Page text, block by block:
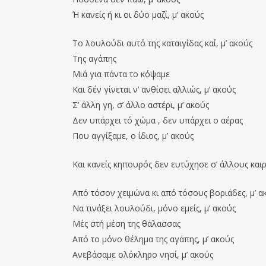
Ή κανείς ή κι οι δύο μαζί, μ’ ακούς
Το λουλούδι αυτό της καταιγίδας καί, μ’ ακούς
Της αγάπης
Μιά για πάντα το κόψαμε
Και δέν γίνεται ν’ ανθίσει αλλιώς, μ’ ακούς
Σ’ άλλη γη, σ’ άλλο αστέρι, μ’ ακούς
Δεν υπάρχει τό χώμα , δεν υπάρχει ο αέρας
Που αγγίξαμε, ο ίδιος, μ’ ακούς
Και κανείς κηπουρός δεν ευτύχησε σ’ άλλους
Από τόσον χειμώνα κι από τόσους βοριάδες, μ’
Να τινάξει λουλούδι, μόνο εμείς, μ’ ακούς
Μές στή μέση της θάλασσας
Από το μόνο θέλημα της αγάπης, μ’ ακούς
Ανεβάσαμε ολόκληρο νησί, μ’ ακούς